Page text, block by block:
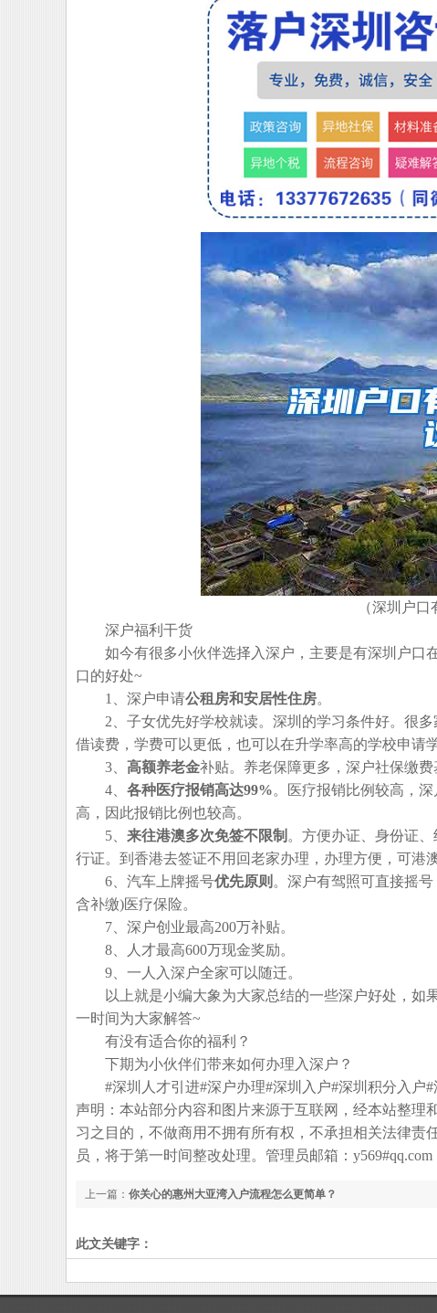
（深圳户
深户福利干货
如今有很多小伙伴选择入深户，主要是有深圳户口
口的好处~
1、深户申请公租房和安居性住房。
2、子女优先好学校就读。深圳的学习条件好。很多
借读费，学费可以更低，也可以在升学率高的学校申请学
3、 高额养老金补贴。养老保障更多，深户社保缴
4、 各种医疗报销高达99%。医疗报销比例较高，
高，因此报销比例也较高。
5、 来往港澳多次免签不限制 。方便办证、身份证
行证。到香港去签证不用回老家办理，办理方便，可港
6、汽车上牌摇号优先原则 。深户有驾照可直接摇
含补缴)医疗保险。
7、深户创业最高200万补贴。
8、人才最高600万现金奖励。
9、一人入深户全家可以随迁。
以上就是小编大象为大家总结的一些深户好处，如
一时间为大家解答~
有没有适合你的福利？
下期为小伙伴们带来如何办理入深户？
#深圳人才引进#深户办理#深圳入户#深圳积分入户#
声明：本站部分内容和图片来源于互联网，经本站整理
习之目的，不做商用不拥有所有权，不承担相关法律
员，将于第一时间整改处理。管理员邮箱：y569#qq.com
上一篇： 你关心的惠州大亚湾入户流程怎么更简单？
此文关键字：